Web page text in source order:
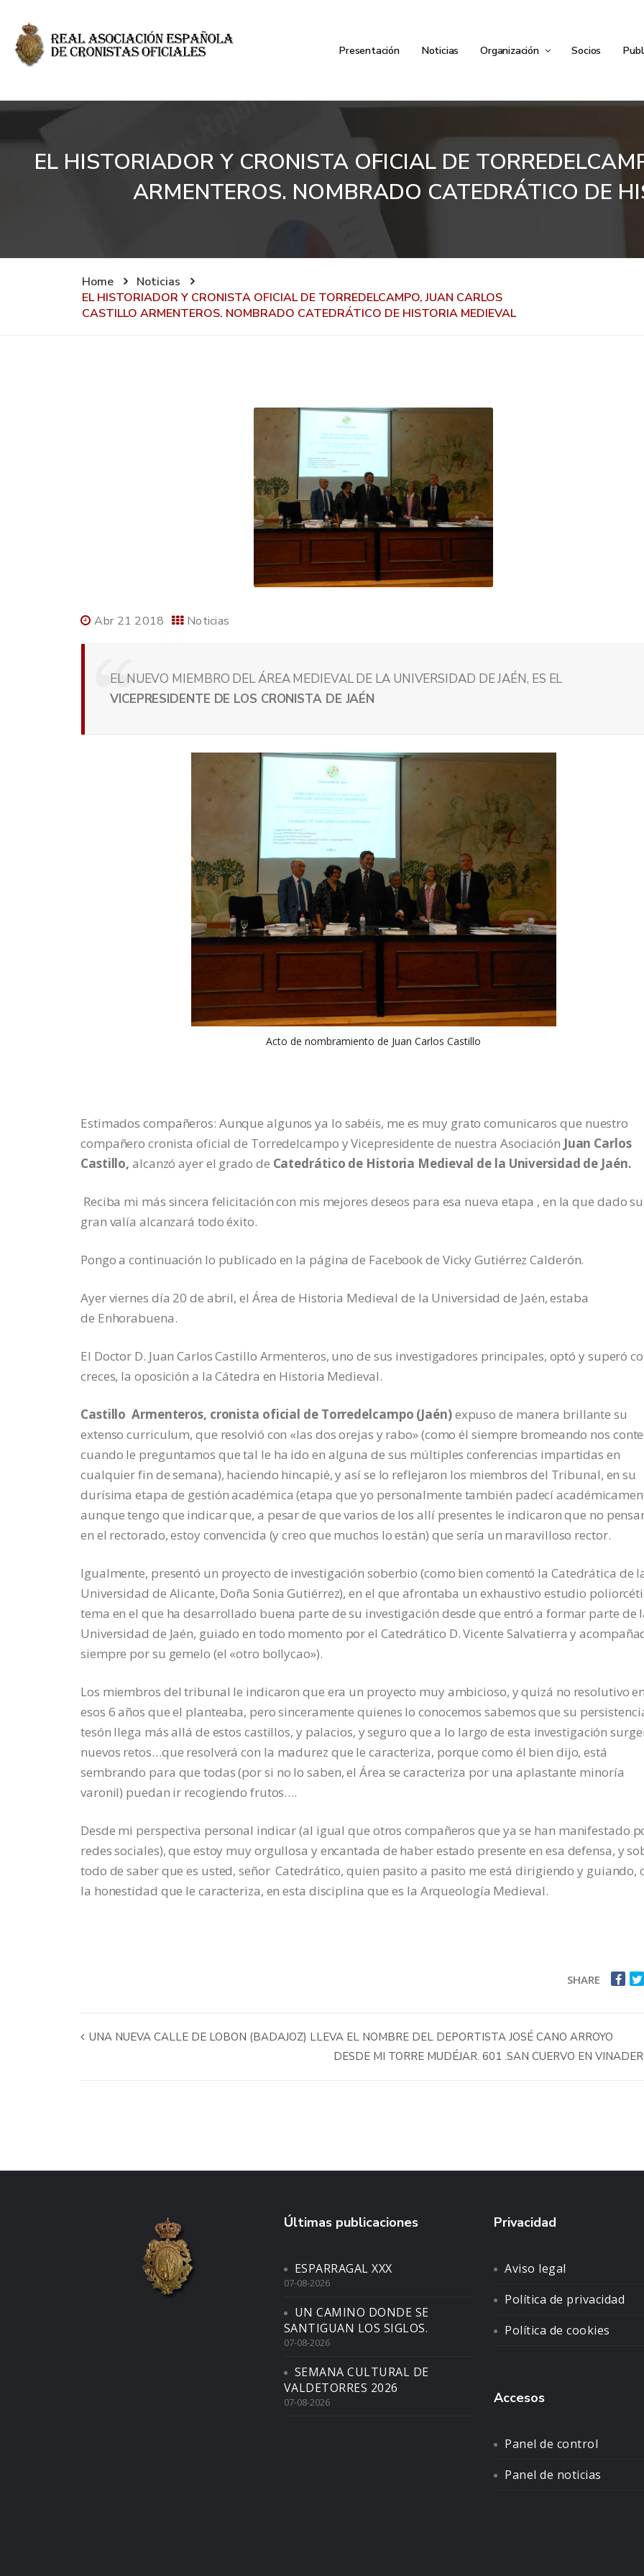
Presentación Noticias Organización Socios
EL HISTORIADOR Y CRONISTA OFICIAL DE
ARMENTEROS. NOMBRADO CATEDRÁTICO DE
Home
Noticias
EL HISTORIADOR Y CRONISTA OFICIAL DE TORREDELCAMPO, JUAN CARLOS
CASTILLO ARMENTEROS. NOMBRADO CATEDRÁTICO DE HISTORIA MEDIEVAL
Abr 21 2018 Noticias
EL NUEVO MIEMBRO DEL ÁREA MEDIEVAL DE LA UNIVERSIDAD DE JAÉN, ES EL
VICEPRESIDENTE DE LOS CRONISTA DE JAÉN
Acto de nombramiento de Juan Carlos Castillo
Estimados compañeros: Aunque algunos ya lo sabéis, me es muy grato comunicaros que nuestro
compañero cronista oficial de Torredelcampo y Vicepresidente de nuestra Asociación Juan Carlos
Castillo, alcanzó ayer el grado de Catedrático de Historia Medieval de la Universidad de Jaén.
Reciba mi más sincera felicitación con mis mejores deseos para esa nueva etapa , en la que dado su
gran valía alcanzará todo éxito.
Pongo a continuación lo publicado en la página de Facebook de Vicky Gutiérrez Calderón.
Ayer viernes día 20 de abril, el Área de Historia Medieval de la Universidad de Jaén, estaba
de Enhorabuena.
El Doctor D. Juan Carlos Castillo Armenteros, uno de sus investigadores principales, optó y superó
creces, la oposición a la Cátedra en Historia Medieval.
Castillo Armenteros, cronista oficial de Torredelcampo (Jaén)expuso de manera brillante su
extenso curriculum, que resolvió con «las dos orejas y rabo» (como él siempre bromeando nos
cuando le preguntamos que tal le ha ido en alguna de sus múltiples conferencias impartidas en
cualquier fin de semana), haciendo hincapié, y así se lo reflejaron los miembros del Tribunal, en su
durísima etapa de gestión académica (etapa que yo personalmente también padecí
aunque tengo que indicar que, a pesar de que varios de los allí presentes le indicaron que no
en el rectorado, estoy convencida (y creo que muchos lo están) que sería un maravilloso rector.
Igualmente, presentó un proyecto de investigación soberbio (como bien comentó la Catedrática de
Universidad de Alicante, Doña Sonia Gutiérrez), en el que afrontaba un exhaustivo estudio
tema en el que ha desarrollado buena parte de su investigación desde que entró a formar parte de
Universidad de Jaén, guiado en todo momento por el Catedrático D. Vicente Salvatierra y
siempre por su gemelo (el «otro bollycao»).
Los miembros del tribunal le indicaron que era un proyecto muy ambicioso, y quizá no resolutivo en
esos 6 años que el planteaba, pero sinceramente quienes lo conocemos sabemos que su
tesón llega más allá de estos castillos, y palacios, y seguro que a lo largo de esta investigación
nuevos retos…que resolverá con la madurez que le caracteriza, porque como él bien dijo, está
sembrando para que todas (por si no lo saben, el Área se caracteriza por una aplastante minoría
varonil) puedan ir recogiendo frutos….
Desde mi perspectiva personal indicar (al igual que otros compañeros que ya se han manifestado
redes sociales), que estoy muy orgullosa y encantada de haber estado presente en esa defensa, y
todo de saber que es usted, señor Catedrático, quien pasito a pasito me está dirigiendo y guiando,
la honestidad que le caracteriza, en esta disciplina que es la Arqueología Medieval.
SHARE
UNA NUEVA CALLE DE LOBON (BADAJOZ) LLEVA EL NOMBRE DEL DEPORTISTA JOSÉ CANO ARROYO
DESDE MI TORRE MUDÉJAR. 601 .SAN CUERVO EN
Últimas publicaciones
ESPARRAGAL XXX
07-08-2026
UN CAMINO DONDE SE
SANTIGUAN LOS SIGLOS.
07-08-2026
SEMANA CULTURAL DE
VALDETORRES 2026
07-08-2026
Privacidad
Aviso legal
Política de privacidad
Política de cookies
Accesos
Panel de control
Panel de noticias